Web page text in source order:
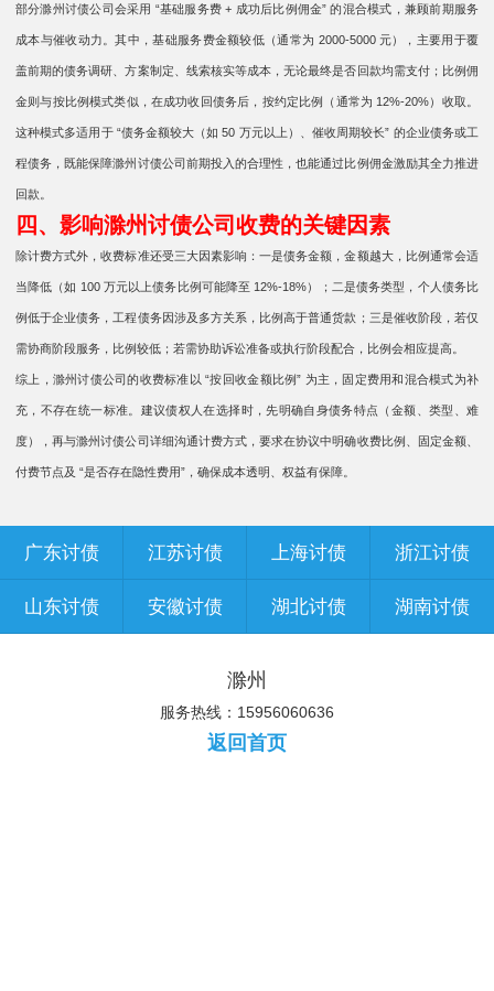
部分滁州讨债公司会采用 “基础服务费 + 成功后比例佣金” 的混合模式，兼顾前期服务
成本与催收动力。其中，基础服务费金额较低（通常为 2000-5000 元），主要用于覆
盖前期的债务调研、方案制定、线索核实等成本，无论最终是否回款均需支付；比例佣
金则与按比例模式类似，在成功收回债务后，按约定比例（通常为 12%-20%）收取。
这种模式多适用于 “债务金额较大（如 50 万元以上）、催收周期较长” 的企业债务或工
程债务，既能保障滁州讨债公司前期投入的合理性，也能通过比例佣金激励其全力推进
回款。
四、影响滁州讨债公司收费的关键因素
除计费方式外，收费标准还受三大因素影响：一是债务金额，金额越大，比例通常会适
当降低（如 100 万元以上债务比例可能降至 12%-18%）；二是债务类型，个人债务比
例低于企业债务，工程债务因涉及多方关系，比例高于普通货款；三是催收阶段，若仅
需协商阶段服务，比例较低；若需协助诉讼准备或执行阶段配合，比例会相应提高。
综上，滁州讨债公司的收费标准以 “按回收金额比例” 为主，固定费用和混合模式为补
充，不存在统一标准。建议债权人在选择时，先明确自身债务特点（金额、类型、难
度），再与滁州讨债公司详细沟通计费方式，要求在协议中明确收费比例、固定金额、
付费节点及 “是否存在隐性费用”，确保成本透明、权益有保障。
广东讨债 江苏讨债 上海讨债 浙江讨债
山东讨债 安徽讨债 湖北讨债 湖南讨债
滁州
服务热线：15956060636
返回首页